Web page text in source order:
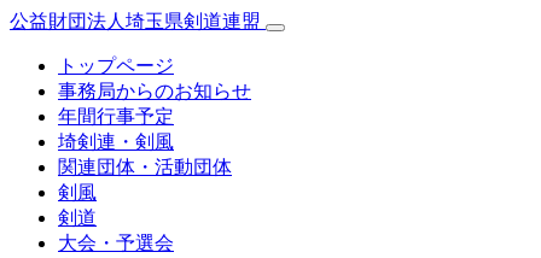
公益財団法人埼玉県剣道連盟
トップページ
事務局からのお知らせ
年間行事予定
埼剣連・剣風
関連団体・活動団体
剣風
剣道
大会・予選会